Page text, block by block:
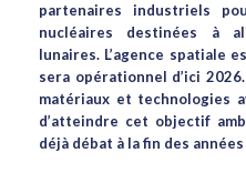
partenaires industriels
nucléaires destinées à
lunaires. L’agence spatiale
sera opérationnel d’ici
matériaux et technologies
d’atteindre cet objectif
déjà débat à la fin des années